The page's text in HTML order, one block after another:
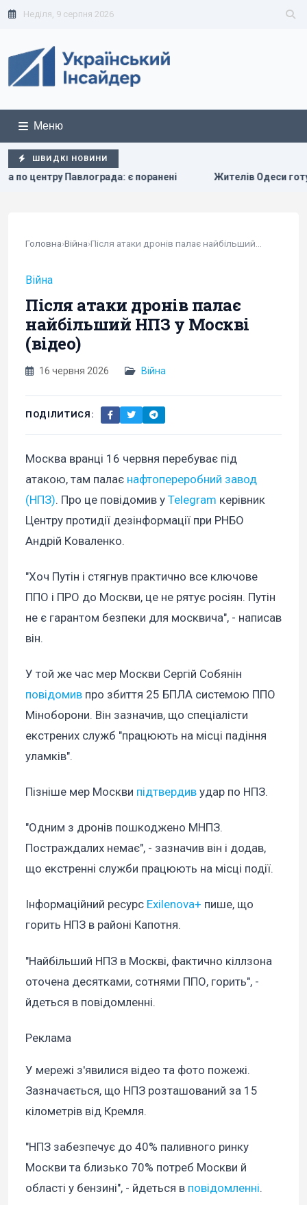
Неділя, 9 серпня 2026
Меню
ШВИДКІ НОВИНИ
є поранені Жителів Одеси готують до захисту
Головна›Війна›
Війна
Після атаки дронів палає
найбільший НПЗ у Москві
(відео)
16 червня 2026 Війна
ПОДІЛИТИСЯ:
Москва вранці 16 червня перебуває під
атакою, там палає нафтопереробний завод
(НПЗ). Про це повідомив у Telegram керівник
Центру протидії дезінформації при РНБО
Андрій Коваленко.
"Хоч Путін і стягнув практично все ключове
ППО і ПРО до Москви, це не рятує росіян. Путін
не є гарантом безпеки для москвича", - написав
він.
У той же час мер Москви Сергій Собянін
повідомив про збиття 25 БПЛА системою ППО
Міноборони. Він зазначив, що спеціалісти
екстрених служб "працюють на місці падіння
уламків".
Пізніше мер Москви підтвердив удар по НПЗ.
"Одним з дронів пошкоджено МНПЗ.
Постраждалих немає", - зазначив він і додав,
що екстренні служби працюють на місці події.
Інформаційний ресурс Exilenova+ пише, що
горить НПЗ в районі Капотня.
"Найбільший НПЗ в Москві, фактично кіллзона
оточена десятками, сотнями ППО, горить", -
йдеться в повідомленні.
Реклама
У мережі з'явилися відео та фото пожежі.
Зазначається, що НПЗ розташований за 15
кілометрів від Кремля.
"НПЗ забезпечує до 40% паливного ринку
Москви та близько 70% потреб Москви й
області у бензині", - йдеться в повідомленні.